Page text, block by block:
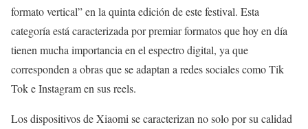
formato vertical” en la quinta edición de este festival. Esta
categoría está caracterizada por premiar formatos que hoy en día
tienen mucha importancia en el espectro digital, ya que
corresponden a obras que se adaptan a redes sociales como Tik
Tok e Instagram en sus reels.
Los dispositivos de Xiaomi se caracterizan no solo por su calidad